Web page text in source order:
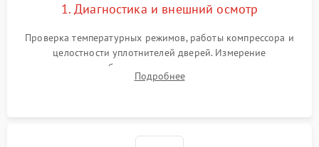
работе
2000 ₽ Подробнее →
1000 ₽
1800 ₽
1. Диагностика и внешний осмотр
Проверка температурных режимов, работы компрессора и
целостности уплотнителей дверей. Измерение
сопротивления обмоток мотора, проверка термостата и
считывание кодов ошибок с электронного дисплея.
Подробнее